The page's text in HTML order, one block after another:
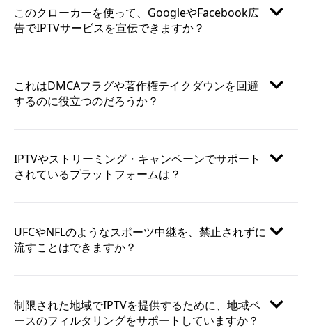
このクローカーを使って、GoogleやFacebook広
告でIPTVサービスを宣伝できますか？
これはDMCAフラグや著作権テイクダウンを回避
するのに役立つのだろうか？
IPTVやストリーミング・キャンペーンでサポート
されているプラットフォームは？
UFCやNFLのようなスポーツ中継を、禁止されずに
流すことはできますか？
制限された地域でIPTVを提供するために、地域ベ
ースのフィルタリングをサポートしていますか？